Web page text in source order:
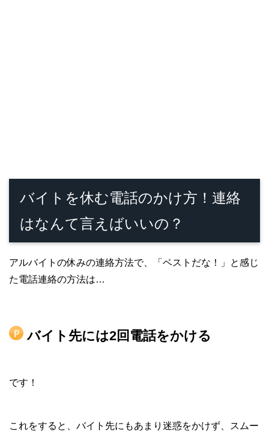
バイトを休む電話のかけ方！連絡
はなんて言えばいいの？
アルバイトの休みの連絡方法で、「ベストだな！」と感じ
た電話連絡の方法は…
バイト先には2回電話をかける
です！
これをすると、バイト先にもあまり迷惑をかけず、スムー